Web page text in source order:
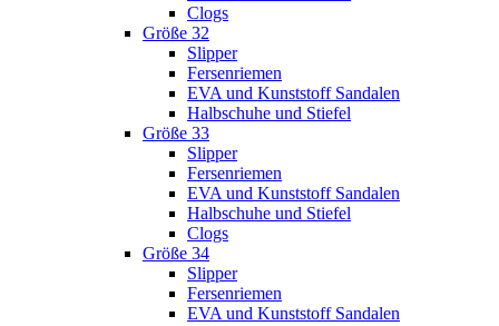
Clogs
Größe 32
Slipper
Fersenriemen
EVA und Kunststoff Sandalen
Halbschuhe und Stiefel
Größe 33
Slipper
Fersenriemen
EVA und Kunststoff Sandalen
Halbschuhe und Stiefel
Clogs
Größe 34
Slipper
Fersenriemen
EVA und Kunststoff Sandalen